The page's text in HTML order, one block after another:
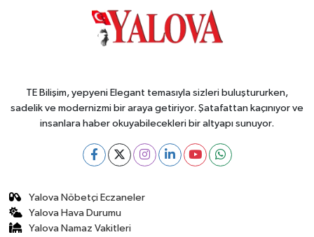
TE Bilişim, yepyeni Elegant temasıyla sizleri buluştururken,
sadelik ve modernizmi bir araya getiriyor. Şatafattan kaçınıyor ve
insanlara haber okuyabilecekleri bir altyapı sunuyor.
Yalova Nöbetçi Eczaneler
Yalova Hava Durumu
Yalova Namaz Vakitleri